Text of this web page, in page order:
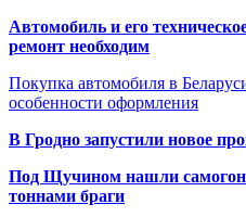
Автомобиль и его
ремонт необходим
Покупка автомобиля в
особенности оформления
В Гродно запустили новое
Под Щучином нашли
тоннами браги